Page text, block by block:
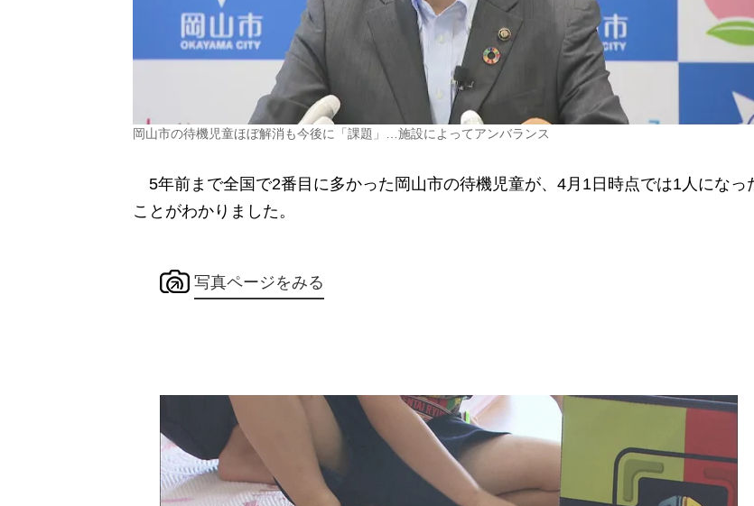
岡山市の待機児童ほぼ解消も今後に「課題」…施設によってアンバランス
5年前まで全国で2番目に多かった岡山市の待機児童が、4月1日時点では1人になっ
ことがわかりました。
写真ページをみる